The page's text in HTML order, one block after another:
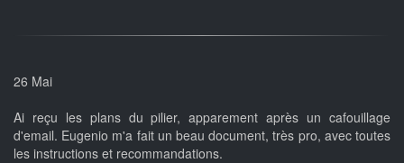
26 Mai
Ai reçu les plans du pilier, apparement après un cafouillage
d'email. Eugenio m'a fait un beau document, très pro, avec toutes
les instructions et recommandations.